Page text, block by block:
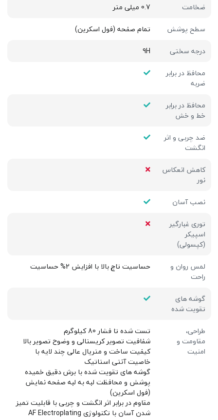
ضخامت
0.7 میلی متر
سطح پوشش
تمام صفحه (فول اسکرین)
درجه سختی
9H
محافظ در برابر
ضربه
محافظ در برابر
خط و خش
ضد چربی و اثر
انگشت
کاهش انعکاس
نور
نصب آسان
توری غبارگیر
اسپیکر
(کپسولی)
لمس روان و
راحت
حساسیت تاچ بالا با افزایش 2% حساسیت
گوشه های
تقویت شده
طراحی،
مقاومت و
امنیت
تست شده تا فشار 80 کیلوگرم
شفافیت تصویر کریستالی و وضوح تصویر بالا
کیفیت ساخت و متریال عالی چند لایه با
خاصیت آنتی استاتیک
گوشه های تقویت شده با برش دقیق خمیده
پوشش و محافظت لبه به لبه صفحه نمایش
(فول اسکرین)
مقاوم در برابر اثر انگشت و چربی با قابلیت تمیز
شدن آسان با تکنولوژی AF Electroplating